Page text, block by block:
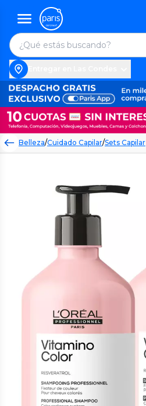
Belleza/Cuidado Capilar/Sets Capilar